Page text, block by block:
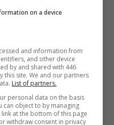
PlayStation 5 terá
on a device
and information from
and other device
by and shared with 446
this site. We and our partners
List of partners.
personal data on the basis
can object to by managing
at the bottom of this page
withdraw consent in privacy